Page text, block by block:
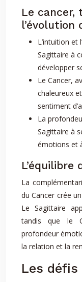
Le
l’évolution
L’intuition et
Sagittaire à
développer
Le Cancer,
chaleureux
sentiment
La
Sagittaire à
émotions et
L’équilibre
La
du Cancer crée
Le Sagittaire
tandis que le
profondeur
la relation et la
Les